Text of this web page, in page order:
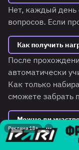
Нет, каждый день
вопросов. Если
Как получить
После
автоматически
Как только
сможете забрать
Можно ли
Нет, для России
получить все
Реклама 18+